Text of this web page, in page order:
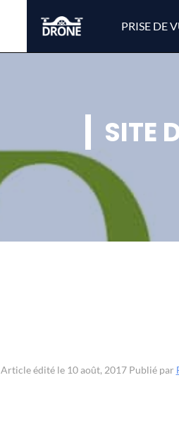
PRISE DE
SITE
Article édité le 10 août, 2017 Publié par